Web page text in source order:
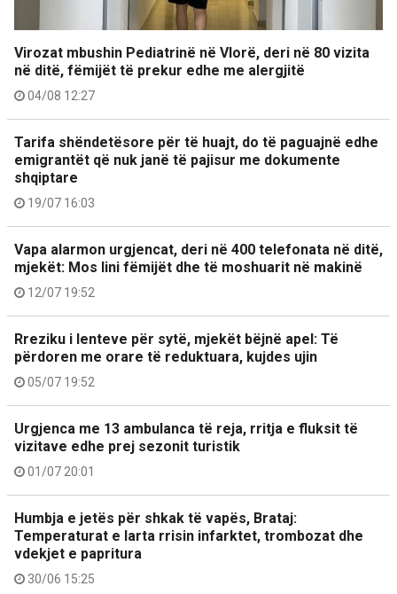
Virozat mbushin Pediatrinë në Vlorë, deri në 80 vizita
në ditë, fëmijët të prekur edhe me alergjitë
04/08 12:27
Tarifa shëndetësore për të huajt, do të paguajnë edhe
emigrantët që nuk janë të pajisur me dokumente
shqiptare
19/07 16:03
Vapa alarmon urgjencat, deri në 400 telefonata në ditë,
mjekët: Mos lini fëmijët dhe të moshuarit në makinë
12/07 19:52
Rreziku i lenteve për sytë, mjekët bëjnë apel: Të
përdoren me orare të reduktuara, kujdes ujin
05/07 19:52
Urgjenca me 13 ambulanca të reja, rritja e fluksit të
vizitave edhe prej sezonit turistik
01/07 20:01
Humbja e jetës për shkak të vapës, Brataj:
Temperaturat e larta rrisin infarktet, trombozat dhe
vdekjet e papritura
30/06 15:25